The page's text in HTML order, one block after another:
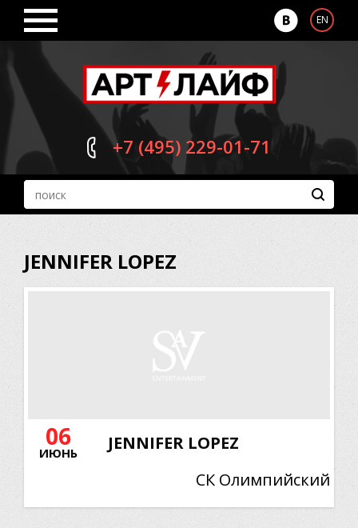
EN
+7 (495) 229-01-71
JENNIFER LOPEZ
06
ИЮНЬ
JENNIFER LOPEZ
СК Олимпийский